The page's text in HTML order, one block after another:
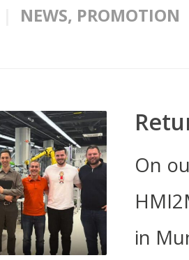
NEWS, PROMOTION
On
in